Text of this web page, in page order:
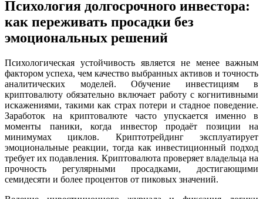
Психология долгосрочного инвестора:
как переживать просадки без
эмоциональных решений
Психологическая устойчивость является не менее важным
фактором успеха, чем качество выбранных активов и точность
аналитических моделей. Обучение инвестициям в
криптовалюту обязательно включает работу с когнитивными
искажениями, такими как страх потери и стадное поведение.
Заработок на криптовалюте часто упускается именно в
моменты паники, когда инвестор продаёт позиции на
минимумах циклов. Криптотрейдинг эксплуатирует
эмоциональные реакции, тогда как инвестиционный подход
требует их подавления. Криптовалюта проверяет владельца на
прочность регулярными просадками, достигающими
семидесяти и более процентов от пиковых значений.